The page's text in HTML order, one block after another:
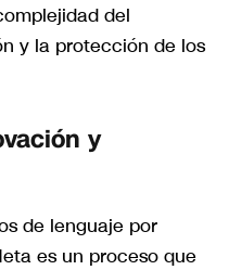
del
y la protección de los
y
de lenguaje por
es un proceso que